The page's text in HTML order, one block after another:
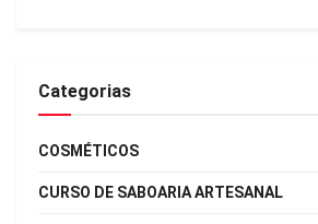
Categorias
COSMÉTICOS
CURSO DE SABOARIA ARTESANAL